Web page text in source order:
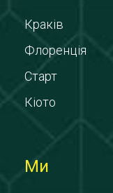
Краків
Флоренція
Старт
Кіото
Ми